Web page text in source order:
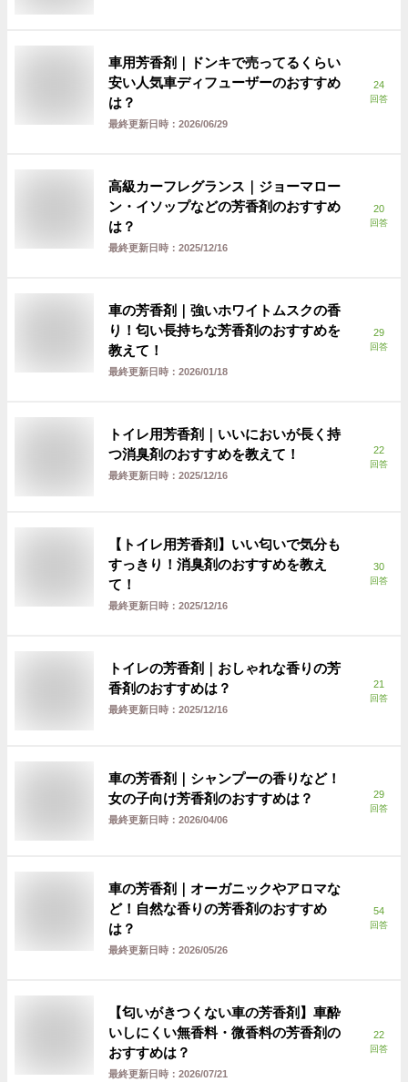
車用芳香剤｜ドンキで売ってるくらい
安い人気車ディフューザーのおすすめ
は？
最終更新日時： 2026/06/29
24
回答
高級カーフレグランス｜ジョーマロー
ン・イソップなどの芳香剤のおすすめ
は？
最終更新日時： 2025/12/16
20
回答
車の芳香剤｜強いホワイトムスクの香
り！匂い長持ちな芳香剤のおすすめを
教えて！
最終更新日時： 2026/01/18
29
回答
トイレ用芳香剤｜いいにおいが長く持
つ消臭剤のおすすめを教えて！
最終更新日時： 2025/12/16
22
回答
【トイレ用芳香剤】いい匂いで気分も
すっきり！消臭剤のおすすめを教え
て！
最終更新日時： 2025/12/16
30
回答
トイレの芳香剤｜おしゃれな香りの芳
香剤のおすすめは？
最終更新日時： 2025/12/16
21
回答
車の芳香剤｜シャンプーの香りなど！
女の子向け芳香剤のおすすめは？
最終更新日時： 2026/04/06
29
回答
車の芳香剤｜オーガニックやアロマな
ど！自然な香りの芳香剤のおすすめ
は？
最終更新日時： 2026/05/26
54
回答
【匂いがきつくない車の芳香剤】車酔
いしにくい無香料・微香料の芳香剤の
おすすめは？
最終更新日時： 2026/07/21
22
回答